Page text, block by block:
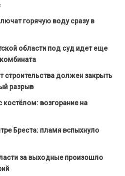
горячую воду сразу в
области под суд идет еще
строительства должен закрыть
разрыв
возгорание на
Бреста: пламя вспыхнуло
за выходные произошло